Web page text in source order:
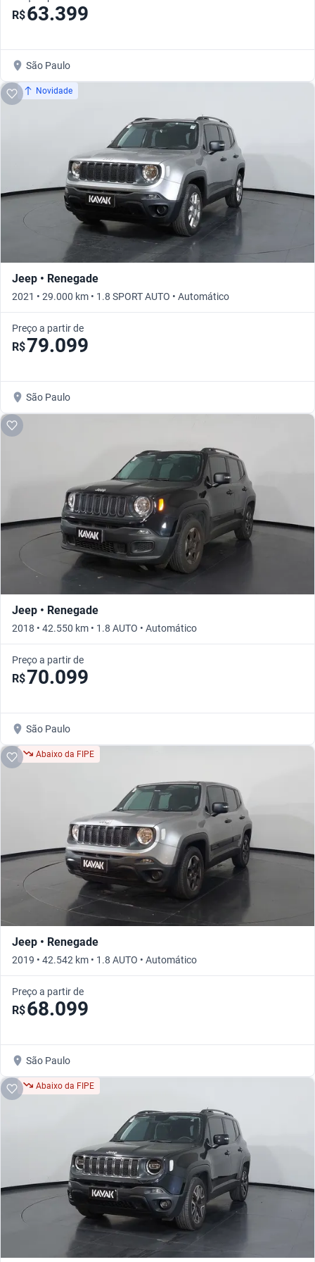
R$63.399
São Paulo
Novidade
Jeep • Renegade
2021 • 29.000 km • 1.8 SPORT AUTO • Automático
Preço a partir de
R$79.099
São Paulo
Jeep • Renegade
2018 • 42.550 km • 1.8 AUTO • Automático
Preço a partir de
R$70.099
São Paulo
Abaixo da FIPE
Jeep • Renegade
2019 • 42.542 km • 1.8 AUTO • Automático
Preço a partir de
R$68.099
São Paulo
Abaixo da FIPE